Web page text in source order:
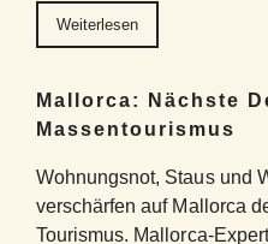
Weiterlesen
Mallorca: Nächste
Massentourismus
Wohnungsnot, Staus und
verschärfen auf Mallorca
Tourismus. Mallorca-